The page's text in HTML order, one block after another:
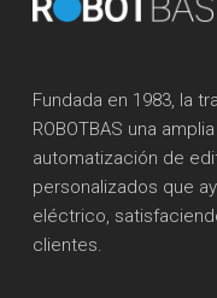
Fundada en 1983, la
ROBOTBAS una
automatización de
personalizados que
eléctrico,
clientes.